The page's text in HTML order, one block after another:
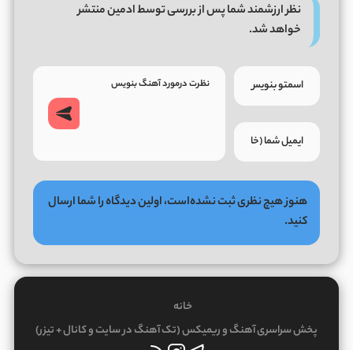
نظر ارزشمند شما پس از بررسی توسط ادمین منتشر
خواهد شد.
هنوز هیچ نظری ثبت نشده‌است، اولین دیدگاه را شما ارسال
کنید.
خانه
پخش سراسری آهنگ و ریمیکس (تک آهنگ در سایت و کانال + تیزر)